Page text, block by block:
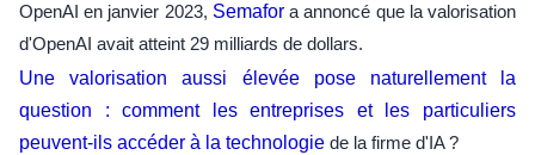
OpenAI en janvier 2023, Semafora annoncé que la valorisation
d'OpenAI avait atteint 29 milliards de dollars.
Une valorisation aussi élevée pose naturellement la
question : comment les entreprises et les particuliers
peuvent-ils accéder à la technologie de la firme d'IA ?